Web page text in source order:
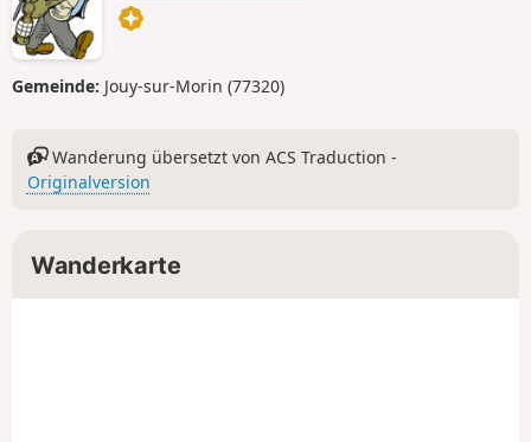
Gemeinde: Jouy-sur-Morin (77320)
Wanderung übersetzt von ACS Traduction -
Originalversion
Wanderkarte